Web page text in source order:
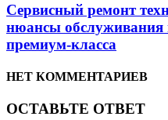
Сервисный ремонт
нюансы
премиум-класса
НЕТ КОММЕНТАРИЕВ
ОСТАВЬТЕ ОТВЕТ